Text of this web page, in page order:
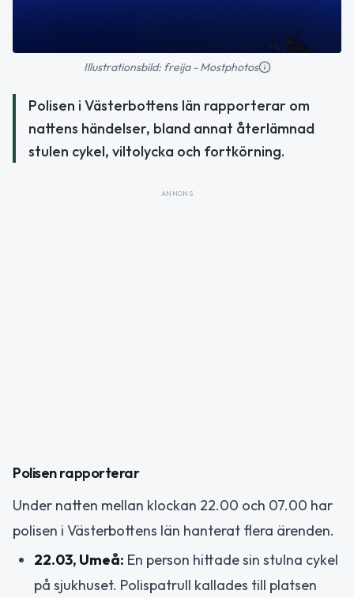
Illustrationsbild: freija - Mostphotos
Polisen i Västerbottens län rapporterar om
nattens händelser, bland annat återlämnad
stulen cykel, viltolycka och fortkörning.
ANNONS
Polisen rapporterar
Under natten mellan klockan 22.00 och 07.00 har
polisen i Västerbottens län hanterat flera ärenden.
22.03, Umeå: En person hittade sin stulna cykel
på sjukhuset. Polispatrull kallades till platsen